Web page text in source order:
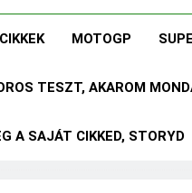
CIKKEK MOTOGP
TESZT, AKAROM
A SAJÁT CIKKED, STORYD